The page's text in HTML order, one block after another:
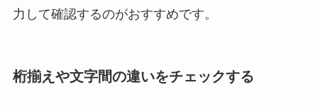
力して確認するのがおすすめです。
桁揃えや文字間の違いをチェックする